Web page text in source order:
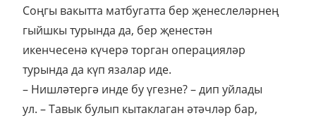
Соңгы вакытта матбугатта бер җенеслеләрнең
гыйшкы турында да, бер җенестән
икенчесенә күчерә торган операцияләр
турында да күп язалар иде.
– Нишләтергә инде бу үгезне? – дип уйлады
ул. – Тавык булып кытаклаган әтәчләр бар,